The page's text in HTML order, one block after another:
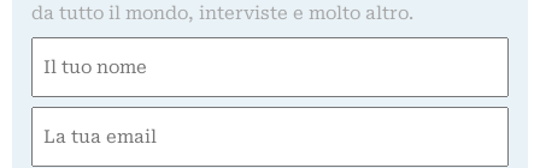
da tutto il mondo, interviste e molto altro.
(Obbligatorio)
Nome
(Obbligatorio)